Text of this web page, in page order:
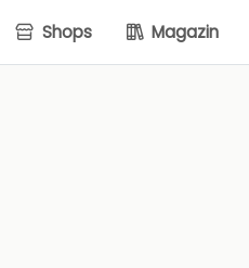
Shops Magazin